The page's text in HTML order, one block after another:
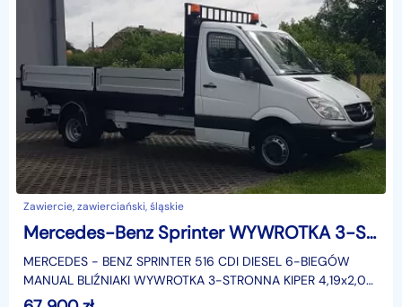
Zawiercie, zawierciański, śląskie
Mercedes-Benz Sprinter WYWROTKA 3-STRONNA BLIŹNIAKi 4,19x2,04 KIPER KLIMA 516 CDI
MERCEDES - BENZ SPRINTER 516 CDI DIESEL 6-BIEGÓW
MANUAL BLIŹNIAKI WYWROTKA 3-STRONNA KIPER 4,19x2,04
KLIMATYZACJA DMC: 3500 KG KATEGORIA PRAWA JAZDY